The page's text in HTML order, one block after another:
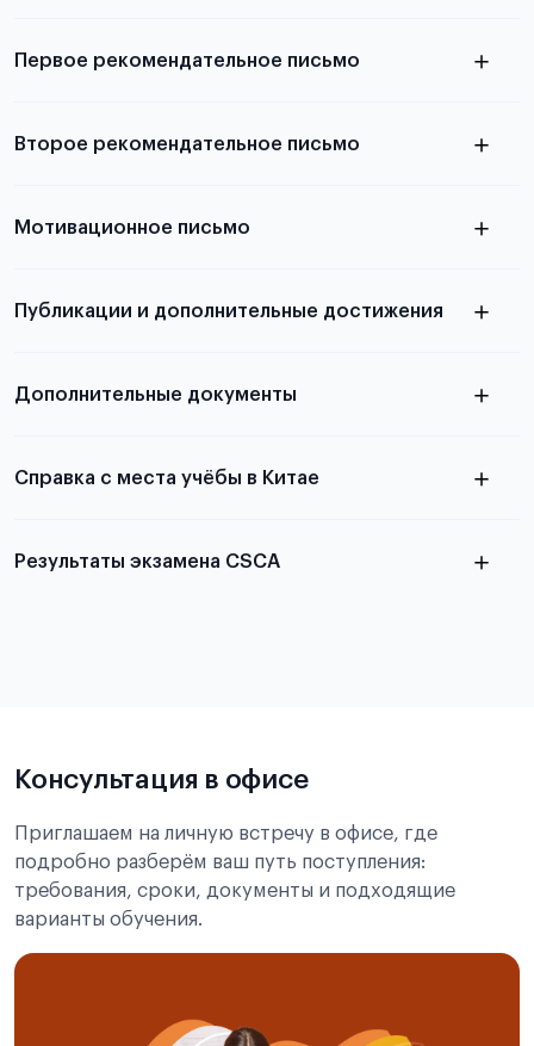
выезда
Первое рекомендательное письмо
письма
Второе рекомендательное письмо
письма
Мотивационное письмо
статье
Публикации и дополнительные достижения
Дополнительные документы
Справка с места учёбы в Китае
Результаты экзамена CSCA
Консультация в офисе
Приглашаем на личную встречу в офисе, где
подробно разберём ваш путь поступления:
требования, сроки, документы и подходящие
варианты обучения.